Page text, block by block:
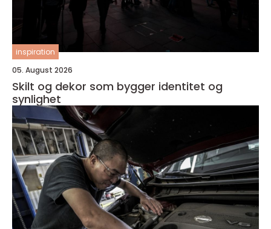
inspiration
05. August 2026
Skilt og dekor som bygger identitet og
synlighet